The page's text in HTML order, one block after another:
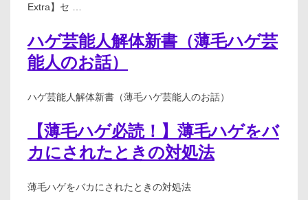
Extra】セ …
ハゲ芸能人解体新書（薄毛ハゲ芸
能人のお話）
ハゲ芸能人解体新書（薄毛ハゲ芸能人のお話）
【薄毛ハゲ必読！】薄毛ハゲをバ
カにされたときの対処法
薄毛ハゲをバカにされたときの対処法